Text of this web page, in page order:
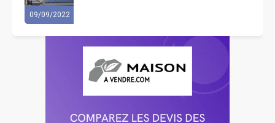
09/09/2022